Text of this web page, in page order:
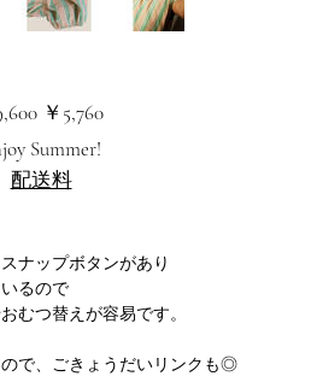
セ
ー
価
格
￥5,760
Summer!
配送料
ナップボタンがあり
るので
むつ替えが容易です。
で、ごきょうだいリンクも◎